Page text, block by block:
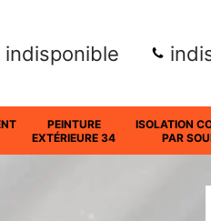
indisponible
PEINTURE
EXTÉRIEURE 34
ISOLATION
PAR